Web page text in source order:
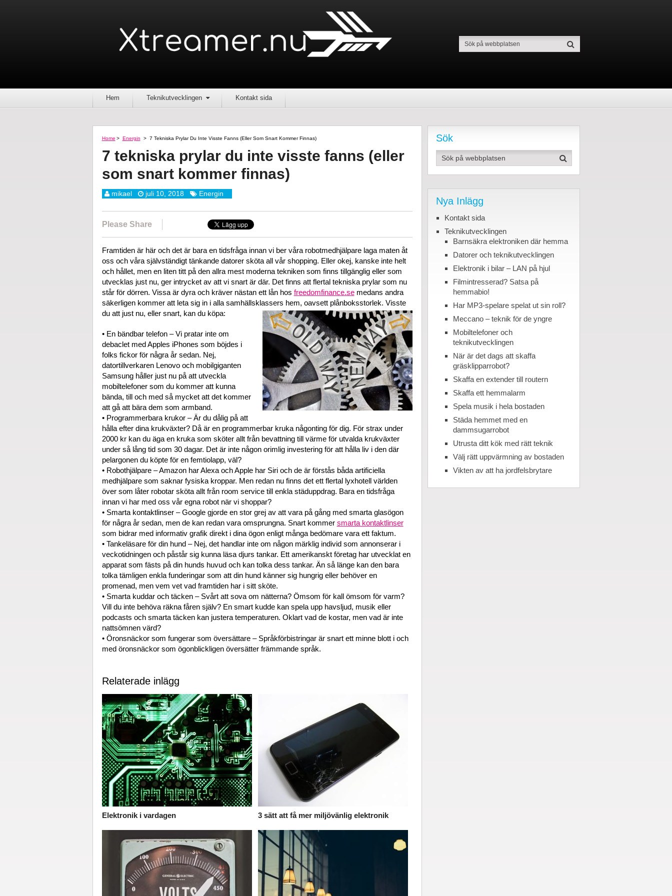
Hem Teknikutvecklingen Kontakt sida
Home > Energin > 7 Tekniska Prylar Du Inte Visste Fanns (eller Som Snart Kommer Finnas)
7 tekniska prylar du inte visste fanns (eller
som snart kommer finnas)
mikael juli 10, 2018 Energin
Please Share
Framtiden är här och det är bara en tidsfråga innan vi ber våra robotmedhjälpare laga maten åt
oss och våra självständigt tänkande datorer sköta all vår shopping. Eller okej, kanske inte helt
och hållet, men en liten titt på den allra mest moderna tekniken som finns tillgänglig eller som
utvecklas just nu, ger intrycket av att vi snart är där. Det finns att flertal tekniska prylar som nu
står för dörren. Vissa är dyra och kräver nästan ett lån hos freedomfinance.semedans andra
säkerligen kommer att leta sig in i alla samhällsklassers hem, oavsett plånboksstorlek. Visste
du att just nu, eller snart, kan du köpa:
• En bändbar telefon – Vi pratar inte om
debaclet med Apples iPhones som böjdes i
folks fickor för några år sedan. Nej,
datortillverkaren Lenovo och mobilgiganten
Samsung håller just nu på att utveckla
mobiltelefoner som du kommer att kunna
bända, till och med så mycket att det kommer
att gå att bära dem som armband.
• Programmerbara krukor – Är du dålig på att
hålla efter dina krukväxter? Då är en programmerbar kruka någonting för dig. För strax under
2000 kr kan du äga en kruka som sköter allt från bevattning till värme för utvalda krukväxter
under så lång tid som 30 dagar. Det är inte någon orimlig investering för att hålla liv i den där
pelargonen du köpte för en femtiolapp, väl?
• Robothjälpare – Amazon har Alexa och Apple har Siri och de är förstås båda artificiella
medhjälpare som saknar fysiska kroppar. Men redan nu finns det ett flertal lyxhotell världen
över som låter robotar sköta allt från room service till enkla städuppdrag. Bara en tidsfråga
innan vi har med oss vår egna robot när vi shoppar?
• Smarta kontaktlinser – Google gjorde en stor grej av att vara på gång med smarta glasögon
för några år sedan, men de kan redan vara omsprungna. Snart kommer smarta kontaktlinser
som bidrar med informativ grafik direkt i dina ögon enligt många bedömare vara ett faktum.
• Tankeläsare för din hund – Nej, det handlar inte om någon märklig individ som annonserar i
veckotidningen och påstår sig kunna läsa djurs tankar. Ett amerikanskt företag har utvecklat en
apparat som fästs på din hunds huvud och kan tolka dess tankar. Än så länge kan den bara
tolka tämligen enkla funderingar som att din hund känner sig hungrig eller behöver en
promenad, men vem vet vad framtiden har i sitt sköte.
• Smarta kuddar och täcken – Svårt att sova om nätterna? Ömsom för kall ömsom för varm?
Vill du inte behöva räkna fåren själv? En smart kudde kan spela upp havsljud, musik eller
podcasts och smarta täcken kan justera temperaturen. Oklart vad de kostar, men vad är inte
nattsömnen värd?
• Öronsnäckor som fungerar som översättare – Språkförbistringar är snart ett minne blott i och
med öronsnäckor som ögonblickligen översätter främmande språk.
Relaterade inlägg
Elektronik i vardagen 3 sätt att få mer miljövänlig elektronik
Sök
Nya Inlägg
Kontakt sida
Teknikutvecklingen
Barnsäkra elektroniken där hemma
Datorer och teknikutvecklingen
Elektronik i bilar – LAN på hjul
Filmintresserad? Satsa på
hemmabio!
Har MP3-spelare spelat ut sin roll?
Meccano – teknik för de yngre
Mobiltelefoner och
teknikutvecklingen
När är det dags att skaffa
gräsklipparrobot?
Skaffa en extender till routern
Skaffa ett hemmalarm
Spela musik i hela bostaden
Städa hemmet med en
dammsugarrobot
Utrusta ditt kök med rätt teknik
Välj rätt uppvärmning av bostaden
Vikten av att ha jordfelsbrytare